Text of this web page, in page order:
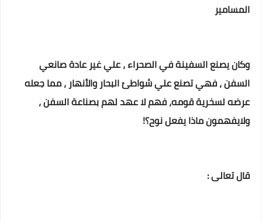
المسامير
وكان يصنع السفينة في الصحراء ، علي غير عادة صانعي
السفن ، فهي تصنع علي شواطئ البحار والأنهار ، مما جعله
عرضه لسخرية قومه، فهم لا عهد لهم بصناعة السفن ،
ولايفهمون ماذا يفعل نوح؟!
قال تعالى :